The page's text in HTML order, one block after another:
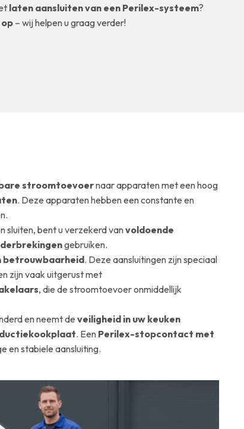
laten aansluiten van een Perilex-systeem?
– wij helpen u graag verder!
stroomtoevoernaar apparaten met een hoog
. Deze apparaten hebben een constante en
sluiten, bent u verzekerd vanvoldoende
gebruiken.
betrouwbaarheid. Deze aansluitingen zijn speciaal
zijn vaak uitgerust met
, die de stroomtoevoer onmiddellijk
en neemt deveiligheid in uw keuken
. Een Perilex-stopcontact met
en stabiele aansluiting.